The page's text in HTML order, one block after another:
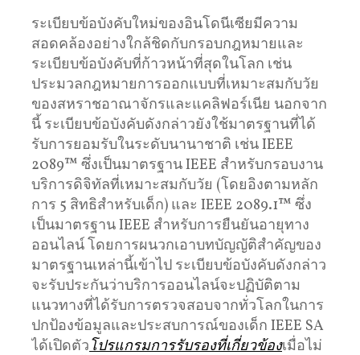
ระเบียบข้อบังคับใหม่ของอินโดนีเซียมีความ
สอดคล้องอย่างใกล้ชิดกับกรอบกฎหมายและ
ระเบียบข้อบังคับที่ก้าวหน้าที่สุดในโลก เช่น
ประมวลกฎหมายการออกแบบที่เหมาะสมกับวัย
ของสหราชอาณาจักรและแคลิฟอร์เนีย นอกจาก
นี้ ระเบียบข้อบังคับดังกล่าวยังใช้มาตรฐานที่ได้
รับการยอมรับในระดับนานาชาติ เช่น IEEE
2089™ ซึ่งเป็นมาตรฐาน IEEE สำหรับกรอบงาน
บริการดิจิทัลที่เหมาะสมกับวัย (โดยอิงตามหลัก
การ 5 สิทธิสำหรับเด็ก) และ IEEE 2089.1™ ซึ่ง
เป็นมาตรฐาน IEEE สำหรับการยืนยันอายุทาง
ออนไลน์ โดยการผนวกเอาบทบัญญัติสำคัญของ
มาตรฐานเหล่านี้เข้าไป ระเบียบข้อบังคับดังกล่าว
จะรับประกันว่าบริการออนไลน์จะปฏิบัติตาม
แนวทางที่ได้รับการตรวจสอบจากทั่วโลกในการ
ปกป้องข้อมูลและประสบการณ์ของเด็ก IEEE SA
ได้เปิดตัวโปรแกรมการรับรองที่เกี่ยวข้องเมื่อไม่